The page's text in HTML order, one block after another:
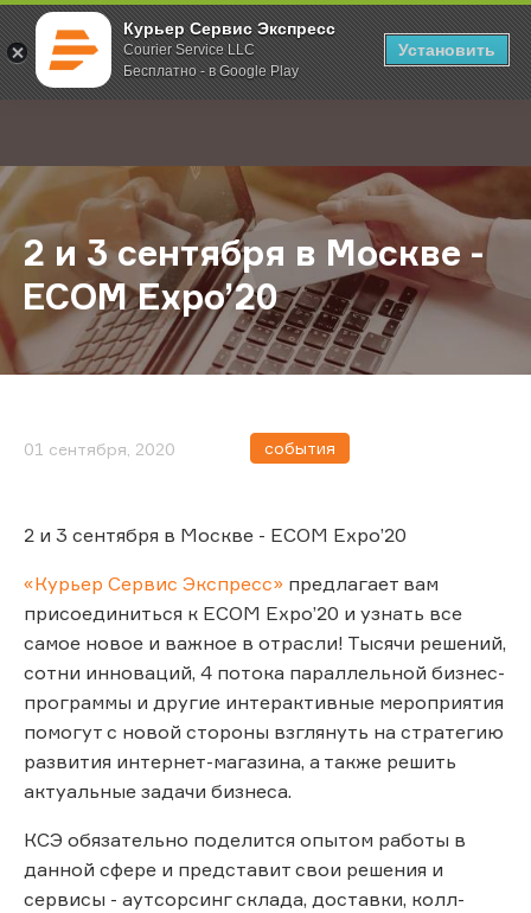
Курьер Сервис Экспресс
Courier Service LLC
Бесплатно - в Google Play
Установить
; Главная О компании Новости 2 и 3 сентября в Москве - ECOM
2 и 3 сентября в Москве -
ECOM Expo’20
01 сентября, 2020 события
2 и 3 сентября в Москве - ECOM Expo’20
«Курьер Сервис Экспресс» предлагает вам
присоединиться к ECOM Expo’20 и узнать все
самое новое и важное в отрасли! Тысячи решений,
сотни инноваций, 4 потока параллельной бизнес-
программы и другие интерактивные мероприятия
помогут с новой стороны взглянуть на стратегию
развития интернет-магазина, а также решить
актуальные задачи бизнеса.
КСЭ обязательно поделится опытом работы в
данной сфере и представит свои решения и
сервисы - аутсорсинг склада, доставки, колл-